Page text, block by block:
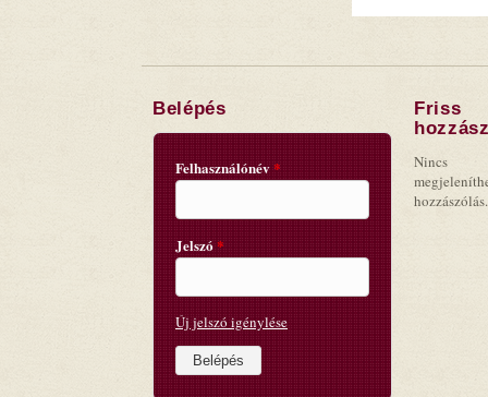
Belépés
Felhasználónév*
Jelszó*
Új jelszó igénylése
Friss
Nincs
hozzászólás.